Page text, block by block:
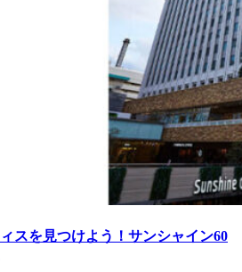
スを見つけよう！サンシャイン60